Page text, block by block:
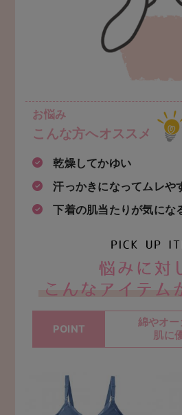
お悩み
こんな方へオススメ
乾燥してかゆい
汗っかきになってムレや
下着の肌当たりが気にな
POINT
綿やオ
肌に